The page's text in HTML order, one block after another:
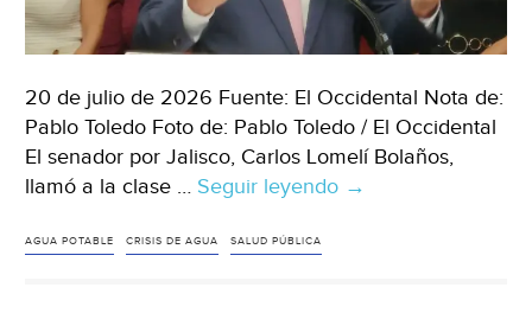
20 de julio de 2026 Fuente: El Occidental Nota de:
Pablo Toledo Foto de: Pablo Toledo / El Occidental
El senador por Jalisco, Carlos Lomelí Bolaños,
llamó a la clase … Seguir leyendo Jalisco
→
AGUA POTABLE CRISIS DE AGUA SALUD PÚBLICA